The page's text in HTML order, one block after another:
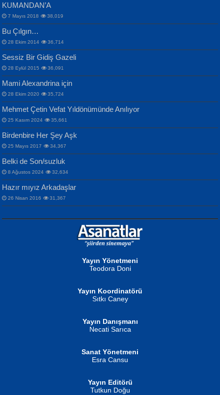
İPEK ACAR SERT
Gazze’nin Şecaati, Ümmetin İmtihanı...
MAHMUT GÜRBÜZ
İbrahim Olmak ve Bitirebilmek...
NURAN KÖSE BAYDAR
Selahattin Yıldız
İdrakimle Üşürken...
Songül Özel
Mahzen...
Ben Deniz Değilim ki...
ERDEM BAYAZIT
Sana, Bana, Vatanıma, Ülkemin
İnsanlarına Dair...
NAZIM HİKMET RAN
Bir Cezaevinde, Tecritteki Adamın
Mektupları...
KUMANDAN’A
7 Mayıs 2018 38,019
Bu Çılgın…
28 Ekim 2014 36,714
Sessiz Bir Gidiş Gazeli
28 Eylül 2015 36,091
Mami Alexandrina için
28 Ekim 2020 35,724
Mehmet Çetin Vefat Yıldönümünde Anılıyor
25 Kasım 2024 35,661
Birdenbire Her Şey Aşk
25 Mayıs 2017 34,367
Belki de Son/suzluk
8 Ağustos 2024 32,634
Hazır mıyız Arkadaşlar
26 Nisan 2016 31,367
Yayın Yönetmeni
Teodora Doni
Yayın Koordinatörü
Sıtkı Caney
Yayın Danışmanı
Necati Sarıca
Sanat Yönetmeni
Esra Cansu
Yayın Editörü
Tutkun Doğu